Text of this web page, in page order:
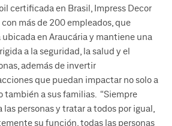
certificada en Brasil, Impress Decor
más de 200 empleados, que
en Araucária y mantiene una
a la seguridad, la salud y el
además de invertir
que puedan impactar no solo a
también a sus familias. “Siempre
las personas y tratar a todos por igual,
su función, todas las personas